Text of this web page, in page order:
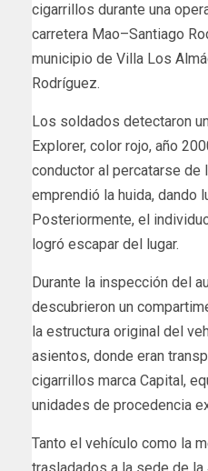
cigarrillos durante una
carretera Mao–Santiago
municipio de Villa Los
Rodríguez.
Los soldados detectaron
Explorer, color rojo, año
conductor al percatarse de
emprendió la huida, dando
Posteriormente, el
logró escapar del lugar.
Durante la inspección del
descubrieron un
la estructura original del
asientos, donde eran
cigarrillos marca Capital,
unidades de procedencia
Tanto el vehículo como la